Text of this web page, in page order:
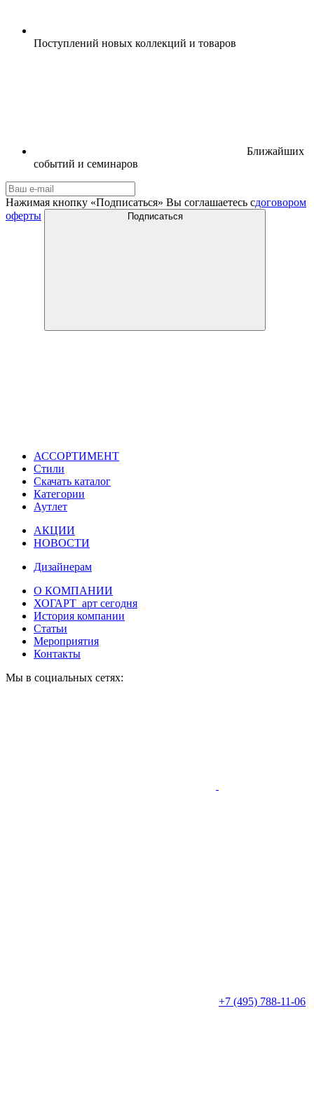
Поступлений новых коллекций и товаров
Ближайших
событий и семинаров
Нажимая кнопку «Подписаться» Вы соглашаетесь сдоговором
оферты
Подписаться
АССОРТИМЕНТ
Стили
Скачать каталог
Категории
Аутлет
АКЦИИ
НОВОСТИ
Дизайнерам
О КОМПАНИИ
ХОГАРТ_арт сегодня
История компании
Статьи
Мероприятия
Контакты
Мы в социальных сетях:
+7 (495) 788-11-06